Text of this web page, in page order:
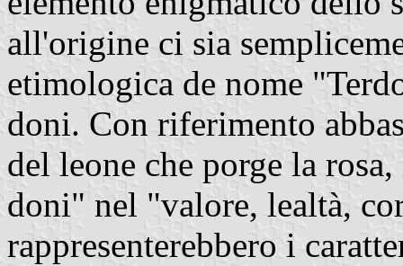
all'origine ci sia
etimologica de nome
doni. Con riferimento
del leone che porge la
doni" nel "valore, lealtà,
rappresenterebbero i